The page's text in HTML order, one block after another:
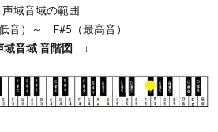
声域音域の範囲
音）～ F#5（最高音）
域音域音階図 ↓